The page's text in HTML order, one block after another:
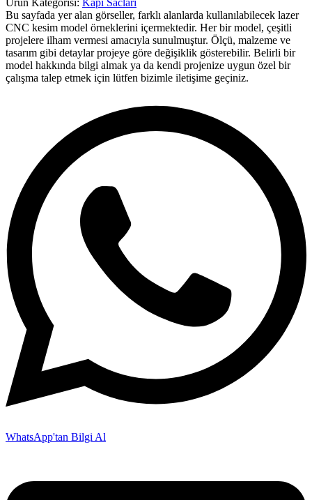
Bu sayfada yer alan görseller, farklı alanlarda kullanılabilecek lazer
CNC kesim model örneklerini içermektedir. Her bir model, çeşitli
projelere ilham vermesi amacıyla sunulmuştur. Ölçü, malzeme ve
tasarım gibi detaylar projeye göre değişiklik gösterebilir. Belirli bir
model hakkında bilgi almak ya da kendi projenize uygun özel bir
çalışma talep etmek için lütfen bizimle iletişime geçiniz.
WhatsApp'tan Bilgi Al